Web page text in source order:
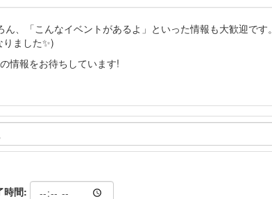
、「こんなイベントがあるよ」といった情報も大歓迎です。
ました✨)
情報をお待ちしています!
時間: